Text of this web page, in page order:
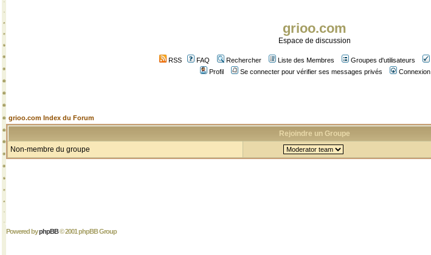
grioo.com
Espace de discussion
RSS FAQ Rechercher Liste des Membres Groupes d'utilisateurs
Profil
Se connecter pour vérifier ses messages privés Connexion
grioo.com Index du Forum
Rejoindre un Groupe
Non-membre du groupe
Powered byphpBB© 2001 phpBB Group